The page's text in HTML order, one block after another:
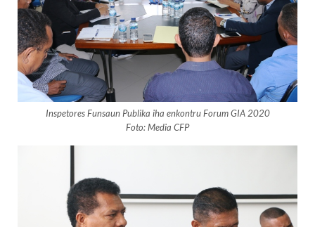
Inspetores Funsaun Publika iha enkontru Forum GIA 2020
Foto: Media CFP